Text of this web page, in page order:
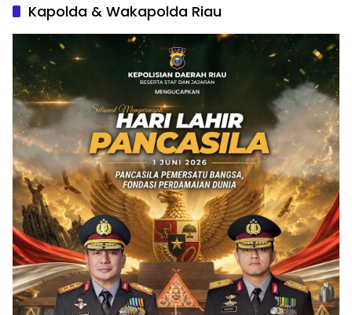
Kapolda & Wakapolda Riau